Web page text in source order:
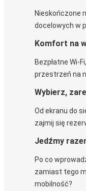
Nieskończone
docelowych w
Komfort na
Bezpłatne Wi-
przestrzeń na
Wybierz,
Od ekranu do
zajmij się
Jedźmy
Po co
zamiast tego
mobilność?